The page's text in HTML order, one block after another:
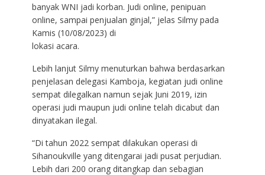
banyak WNI jadi korban. Judi online, penipuan
online, sampai penjualan ginjal,” jelas Silmy pada
Kamis (10/08/2023) di
lokasi acara.
Lebih lanjut Silmy menuturkan bahwa berdasarkan
penjelasan delegasi Kamboja, kegiatan judi online
sempat dilegalkan namun sejak Juni 2019, izin
operasi judi maupun judi online telah dicabut dan
dinyatakan ilegal.
“Di tahun 2022 sempat dilakukan operasi di
Sihanoukville yang ditengarai jadi pusat perjudian.
Lebih dari 200 orang ditangkap dan sebagian